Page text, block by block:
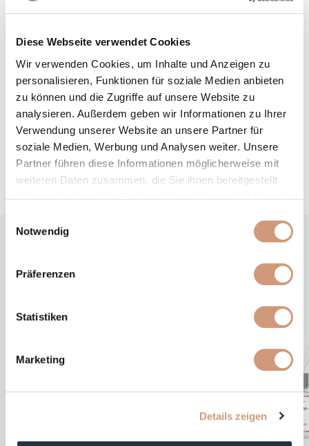
Diese Webseite verwendet Cookies
Wir verwenden Cookies, um Inhalte und Anzeigen zu
personalisieren, Funktionen für soziale Medien anbieten
zu können und die Zugriffe auf unsere Website zu
analysieren. Außerdem geben wir Informationen zu Ihrer
Verwendung unserer Website an unsere Partner für
soziale Medien, Werbung und Analysen weiter. Unsere
Partner führen diese Informationen möglicherweise mit
weiteren Daten zusammen, die Sie ihnen bereitgestellt
Cookies, wenn Sie unsere Webseite weiterhin nutzen.
Notwendig
Präferenzen
Statistiken
Marketing
Details zeigen
verwöhnt die Sinne. Die Haut wird nachhaltig mit Aloe Vera,
Produktangaben
Anwendung
Eigenschaften
Inhaltsstoffe
Hinweise